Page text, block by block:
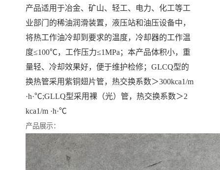
产品适用于冶金、矿山、轻工、电力、化工等工
业部门的稀油润滑装置，液压站和油压设备中，
将热工作油冷却到要求的温度，冷却器的工作温
度≤100℃，工作压力≤1MPa；本产品体积小，重
量轻、冷却效果好，便于维护检修；GLCQ型的
换热管采用紫铜翅片管，热交换系数＞300kca1/m
·h·℃;GLLQ型采用裸（光）管，热交换系数＞2
kca1/m ·h·℃
产品展示：